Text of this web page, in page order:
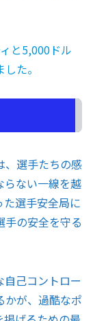
と5,000ドル
た。
、選手たちの感
らない一線を越
選手安全局に
手の安全を守る
己コントロー
が、過酷なポ